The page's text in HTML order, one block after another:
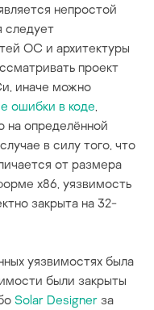
непростой
следует
ОС и архитектуры
проект
иначе можно
ошибки в коде,
на определённой
в силу того, что
от размера
x86, уязвимость
закрыта на 32-
уязвимостях была
были закрыты
Solar Designer за